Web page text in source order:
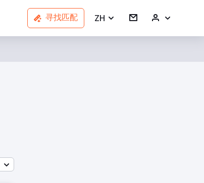
寻找匹配 ZH